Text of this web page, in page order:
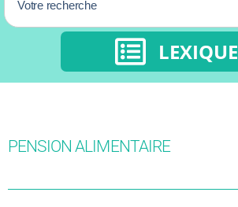
LEXIQUE
PENSION ALIMENTAIRE